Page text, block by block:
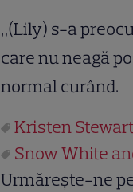
„(Lily) s-a
care nu neagă
normal curând.
Kristen Stewart
Snow White
Urmărește-ne